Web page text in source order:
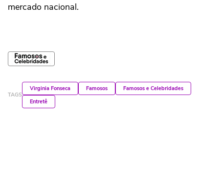
mercado nacional.
TAGS
Virginia Fonseca Famosos
Famosos e Celebridades
Entretê